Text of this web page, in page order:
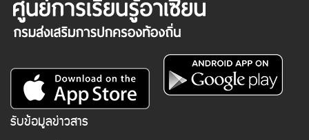
รับข้อมูลข่าวสาร